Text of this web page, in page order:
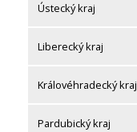
Ústecký kraj
Liberecký kraj
Královéhradecký kraj
Pardubický kraj